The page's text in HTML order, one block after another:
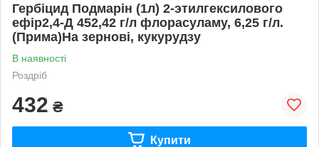
Гербіцид Подмарін (1л) 2-этилгексилового
ефір2,4-Д 452,42 г/л флорасуламу, 6,25 г/л.
(Прима)На зернові, кукурудзу
В наявності
Роздріб
432 ₴
Купити